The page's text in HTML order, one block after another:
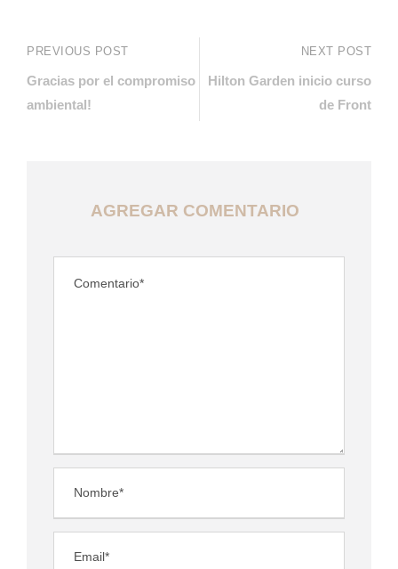
PREVIOUS POST
Gracias por el compromiso
ambiental!
NEXT POST
Hilton Garden inicio curso
de Front
AGREGAR COMENTARIO